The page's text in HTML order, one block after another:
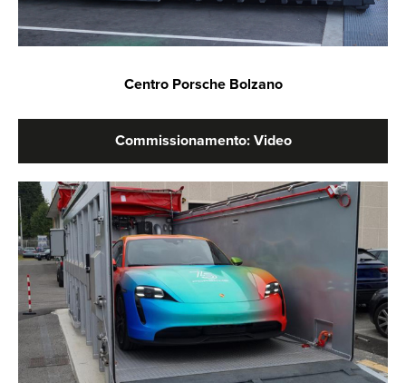
Centro Porsche Bolzano
Commissionamento: Video